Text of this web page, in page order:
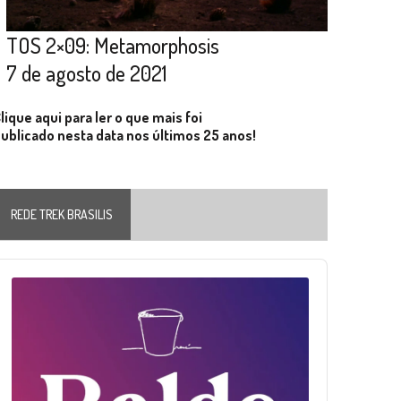
TOS 2×09: Metamorphosis
7 de agosto de 2021
aqui para ler o que mais foi
nesta data nos últimos 25 anos!
REDE TREK BRASILIS
Player